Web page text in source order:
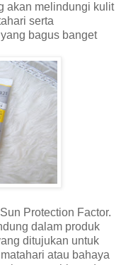
akan melindungi kulit
serta
yang bagus banget
Protection Factor.
dalam produk
ditujukan untuk
atau bahaya